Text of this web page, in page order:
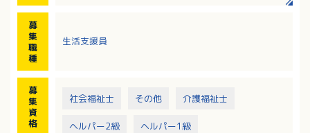
※グループホーム利用者（定員5名）、併設ショートス
募
集
職
種
生活支援員
募
集
資
格
社会福祉士 その他 介護福祉士
ヘルパー2級 ヘルパー1級